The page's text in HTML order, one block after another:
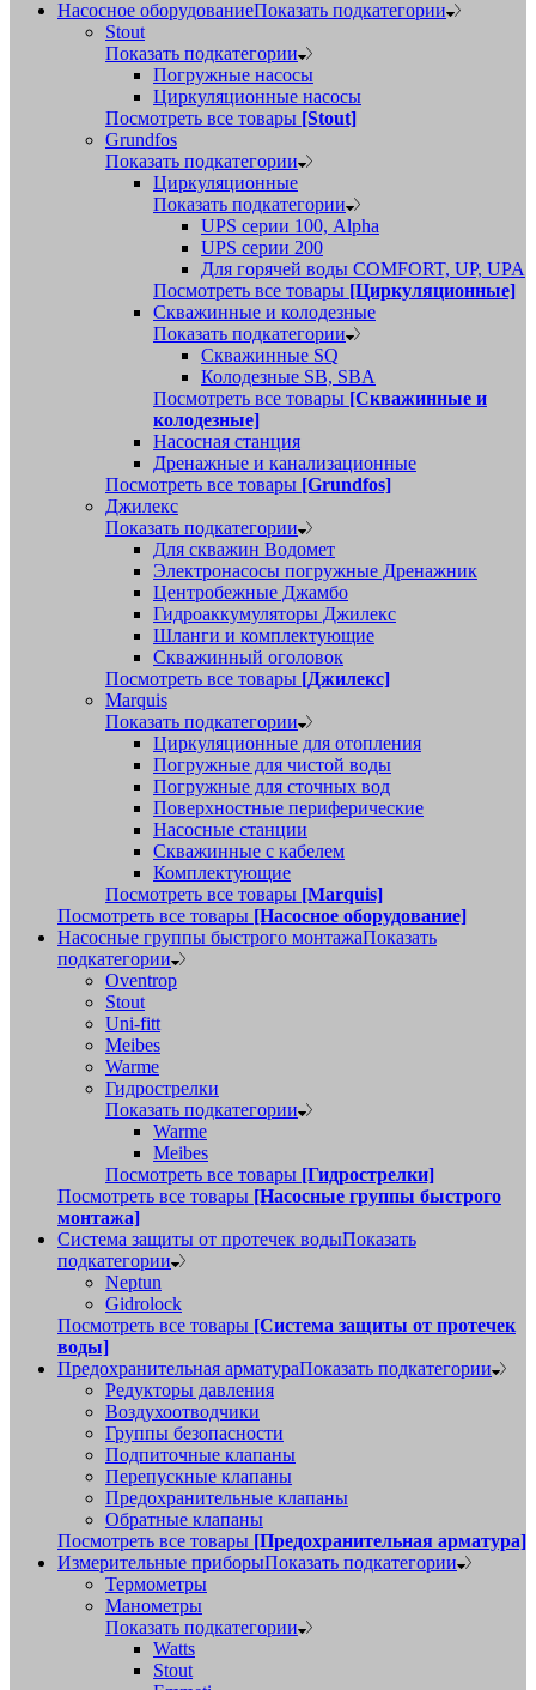
Насосное оборудованиеПоказать подкатегории
Stout
Показать подкатегории
Погружные насосы
Циркуляционные насосы
Посмотреть все товары [Stout]
Grundfos
Показать подкатегории
Циркуляционные
Показать подкатегории
UPS серии 100, Alpha
UPS серии 200
Для горячей воды COMFORT, UP, UPA
Посмотреть все товары [Циркуляционные]
Скважинные и колодезные
Показать подкатегории
Скважинные SQ
Колодезные SB, SBA
Посмотреть все товары [Скважинные и
колодезные]
Насосная станция
Дренажные и канализационные
Посмотреть все товары [Grundfos]
Джилекс
Показать подкатегории
Для скважин Водомет
Электронасосы погружные Дренажник
Центробежные Джамбо
Гидроаккумуляторы Джилекс
Шланги и комплектующие
Скважинный оголовок
Посмотреть все товары [Джилекс]
Marquis
Показать подкатегории
Циркуляционные для отопления
Погружные для чистой воды
Погружные для сточных вод
Поверхностные периферические
Насосные станции
Скважинные с кабелем
Комплектующие
Посмотреть все товары [Marquis]
Посмотреть все товары [Насосное оборудование]
Насосные группы быстрого монтажаПоказать
подкатегории
Oventrop
Stout
Uni-fitt
Meibes
Warme
Гидрострелки
Показать подкатегории
Warme
Meibes
Посмотреть все товары [Гидрострелки]
Посмотреть все товары [Насосные группы быстрого
монтажа]
Система защиты от протечек водыПоказать
подкатегории
Neptun
Gidrolock
Посмотреть все товары [Система защиты от протечек
воды]
Предохранительная арматураПоказать подкатегории
Редукторы давления
Воздухоотводчики
Группы безопасности
Подпиточные клапаны
Перепускные клапаны
Предохранительные клапаны
Обратные клапаны
Посмотреть все товары [Предохранительная арматура]
Измерительные приборыПоказать подкатегории
Термометры
Манометры
Показать подкатегории
Watts
Stout